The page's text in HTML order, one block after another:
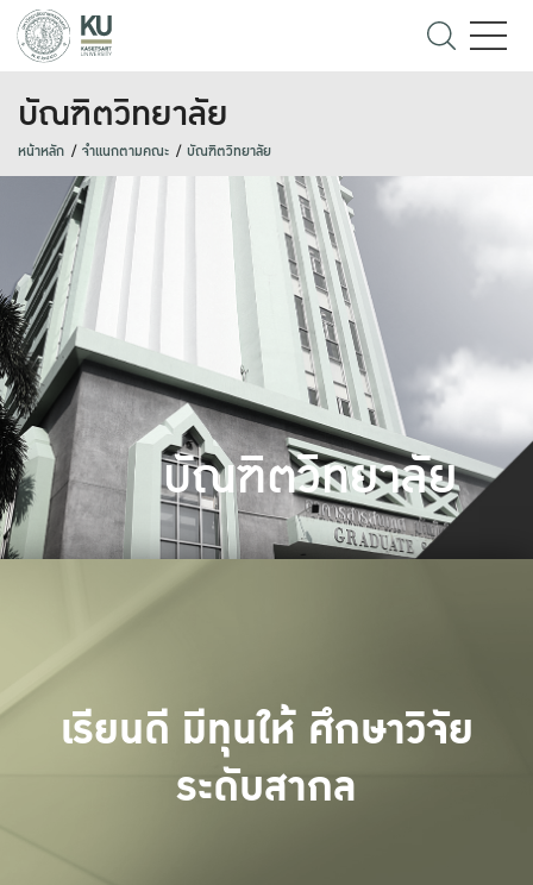
บัณฑิตวิทยาลัย
หน้าหลัก จำแนกตามคณะ บัณฑิตวิทยาลัย
บัณฑิตวิทยาลัย
เรียนดี มีทุนให้ ศึกษาวิจัย
ระดับสากล